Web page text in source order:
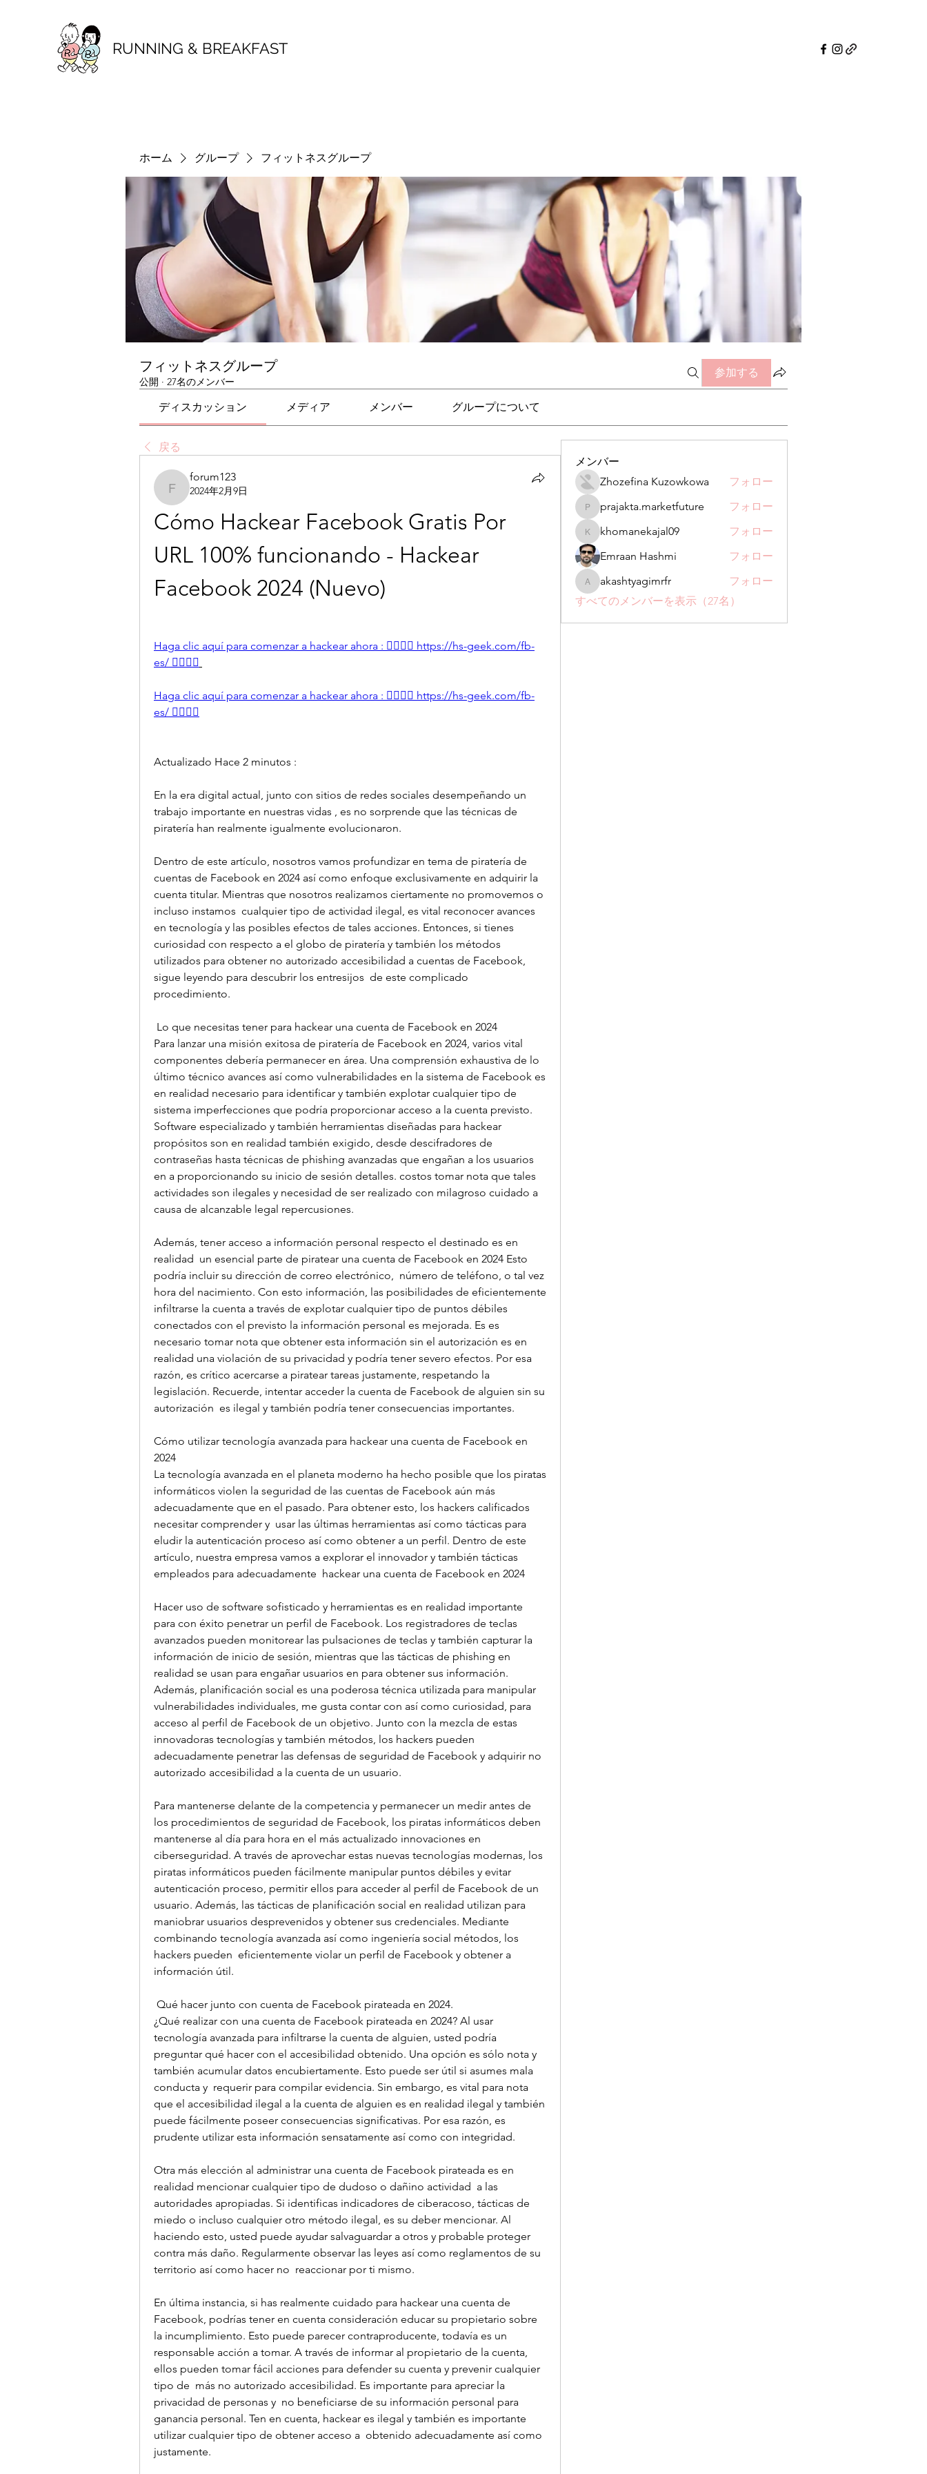
RUNNING & BREAKFAST
ホーム グループ フィットネスグループ
フィットネスグループ
公開 · 27名のメンバー
参加する
ディスカッション メディア メンバー グループについて
戻る
forum123
forum123
2024年2月9日
Cómo Hackear Facebook Gratis Por
URL 100% funcionando - Hackear
Facebook 2024 (Nuevo)
Haga clic aquí para comenzar a hackear ahora : 👉🏻👉🏻 https://hs-geek.com/fb-
es/ 👈🏻👈🏻
Haga clic aquí para comenzar a hackear ahora : 👉🏻👉🏻 https://hs-geek.com/fb-
es/ 👈🏻👈🏻
Actualizado Hace 2 minutos :
En la era digital actual, junto con sitios de redes sociales desempeñando un
trabajo importante en nuestras vidas , es no sorprende que las técnicas de
piratería han realmente igualmente evolucionaron.
Dentro de este artículo, nosotros vamos profundizar en tema de piratería de
cuentas de Facebook en 2024 así como enfoque exclusivamente en adquirir la
cuenta titular. Mientras que nosotros realizamos ciertamente no promovemos o
incluso instamos  cualquier tipo de actividad ilegal, es vital reconocer avances
en tecnología y las posibles efectos de tales acciones. Entonces, si tienes
curiosidad con respecto a el globo de piratería y también los métodos
utilizados para obtener no autorizado accesibilidad a cuentas de Facebook,
sigue leyendo para descubrir los entresijos  de este complicado
procedimiento.
Lo que necesitas tener para hackear una cuenta de Facebook en 2024
Para lanzar una misión exitosa de piratería de Facebook en 2024, varios vital
componentes debería permanecer en área. Una comprensión exhaustiva de lo
último técnico avances así como vulnerabilidades en la sistema de Facebook es
en realidad necesario para identificar y también explotar cualquier tipo de
sistema imperfecciones que podría proporcionar acceso a la cuenta previsto.
Software especializado y también herramientas diseñadas para hackear
propósitos son en realidad también exigido, desde descifradores de
contraseñas hasta técnicas de phishing avanzadas que engañan a los usuarios
en a proporcionando su inicio de sesión detalles. costos tomar nota que tales
actividades son ilegales y necesidad de ser realizado con milagroso cuidado a
causa de alcanzable legal repercusiones.
Además, tener acceso a información personal respecto el destinado es en
realidad  un esencial parte de piratear una cuenta de Facebook en 2024 Esto
podría incluir su dirección de correo electrónico,  número de teléfono, o tal vez
hora del nacimiento. Con esto información, las posibilidades de eficientemente
infiltrarse la cuenta a través de explotar cualquier tipo de puntos débiles
conectados con el previsto la información personal es mejorada. Es es
necesario tomar nota que obtener esta información sin el autorización es en
realidad una violación de su privacidad y podría tener severo efectos. Por esa
razón, es crítico acercarse a piratear tareas justamente, respetando la
legislación. Recuerde, intentar acceder la cuenta de Facebook de alguien sin su
autorización  es ilegal y también podría tener consecuencias importantes.
Cómo utilizar tecnología avanzada para hackear una cuenta de Facebook en
2024
La tecnología avanzada en el planeta moderno ha hecho posible que los piratas
informáticos violen la seguridad de las cuentas de Facebook aún más
adecuadamente que en el pasado. Para obtener esto, los hackers calificados
necesitar comprender y  usar las últimas herramientas así como tácticas para
eludir la autenticación proceso así como obtener a un perfil. Dentro de este
artículo, nuestra empresa vamos a explorar el innovador y también tácticas
empleados para adecuadamente  hackear una cuenta de Facebook en 2024
Hacer uso de software sofisticado y herramientas es en realidad importante
para con éxito penetrar un perfil de Facebook. Los registradores de teclas
avanzados pueden monitorear las pulsaciones de teclas y también capturar la
información de inicio de sesión, mientras que las tácticas de phishing en
realidad se usan para engañar usuarios en para obtener sus información.
Además, planificación social es una poderosa técnica utilizada para manipular
vulnerabilidades individuales, me gusta contar con así como curiosidad, para
acceso al perfil de Facebook de un objetivo. Junto con la mezcla de estas
innovadoras tecnologías y también métodos, los hackers pueden
adecuadamente penetrar las defensas de seguridad de Facebook y adquirir no
autorizado accesibilidad a la cuenta de un usuario.
Para mantenerse delante de la competencia y permanecer un medir antes de
los procedimientos de seguridad de Facebook, los piratas informáticos deben
mantenerse al día para hora en el más actualizado innovaciones en
ciberseguridad. A través de aprovechar estas nuevas tecnologías modernas, los
piratas informáticos pueden fácilmente manipular puntos débiles y evitar
autenticación proceso, permitir ellos para acceder al perfil de Facebook de un
usuario. Además, las tácticas de planificación social en realidad utilizan para
maniobrar usuarios desprevenidos y obtener sus credenciales. Mediante
combinando tecnología avanzada así como ingeniería social métodos, los
hackers pueden  eficientemente violar un perfil de Facebook y obtener a
información útil.
Qué hacer junto con cuenta de Facebook pirateada en 2024.
¿Qué realizar con una cuenta de Facebook pirateada en 2024? Al usar
tecnología avanzada para infiltrarse la cuenta de alguien, usted podría
preguntar qué hacer con el accesibilidad obtenido. Una opción es sólo nota y
también acumular datos encubiertamente. Esto puede ser útil si asumes mala
conducta y  requerir para compilar evidencia. Sin embargo, es vital para nota
que el accesibilidad ilegal a la cuenta de alguien es en realidad ilegal y también
puede fácilmente poseer consecuencias significativas. Por esa razón, es
prudente utilizar esta información sensatamente así como con integridad.
Otra más elección al administrar una cuenta de Facebook pirateada es en
realidad mencionar cualquier tipo de dudoso o dañino actividad  a las
autoridades apropiadas. Si identificas indicadores de ciberacoso, tácticas de
miedo o incluso cualquier otro método ilegal, es su deber mencionar. Al
haciendo esto, usted puede ayudar salvaguardar a otros y probable proteger
contra más daño. Regularmente observar las leyes así como reglamentos de su
territorio así como hacer no  reaccionar por ti mismo.
En última instancia, si has realmente cuidado para hackear una cuenta de
Facebook, podrías tener en cuenta consideración educar su propietario sobre
la incumplimiento. Esto puede parecer contraproducente, todavía es un
responsable acción a tomar. A través de informar al propietario de la cuenta,
ellos pueden tomar fácil acciones para defender su cuenta y prevenir cualquier
tipo de  más no autorizado accesibilidad. Es importante para apreciar la
privacidad de personas y  no beneficiarse de su información personal para
ganancia personal. Ten en cuenta, hackear es ilegal y también es importante
utilizar cualquier tipo de obtener acceso a  obtenido adecuadamente así como
justamente.
メンバー
Zhozefina Kuzowkowa
フォロー
prajakta.marketfuture
prajakta.marketfuture フォロー
khomanekajal09
khomanekajal09
フォロー
Emraan Hashmi
フォロー
akashtyagimrfr
akashtyagimrfr
フォロー
すべてのメンバーを表示（27名）